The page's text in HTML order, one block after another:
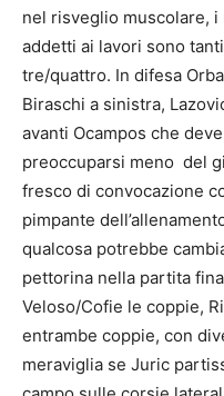
nel risveglio muscolare,
addetti ai lavori sono
tre/quattro. In difesa
Biraschi a sinistra,
avanti Ocampos che
preoccuparsi meno del
fresco di convocazione
pimpante
qualcosa potrebbe
pettorina nella partita
Veloso/Cofie le coppie,
entrambe coppie, con
meraviglia se Juric